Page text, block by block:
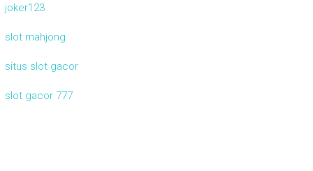
joker123
slot mahjong
situs slot gacor
slot gacor 777